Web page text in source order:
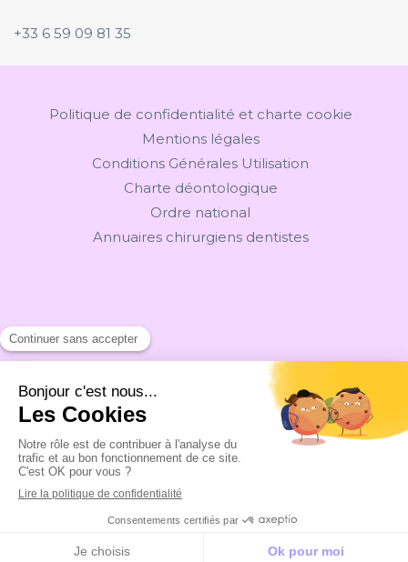
+33 6 59 09 81 35
Politique de confidentialité et charte cookie
Mentions légales
Conditions Générales Utilisation
Charte déontologique
Ordre national
Annuaires chirurgiens dentistes
Rechercher
Création par